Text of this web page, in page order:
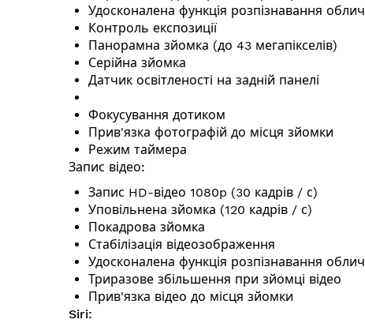
Удосконалена функція розпізнавання облич
Контроль експозиції
Панорамна зйомка (до 43 мегапікселів)
Серійна зйомка
Датчик освітленості на задній панелі
Фокусування дотиком
Прив'язка фотографій до місця зйомки
Режим таймера
Запис відео:
Запис HD-відео 1080p (30 кадрів / с)
Уповільнена зйомка (120 кадрів / с)
Покадрова зйомка
Стабілізація відеозображення
Удосконалена функція розпізнавання облич
Триразове збільшення при зйомці відео
Прив'язка відео до місця зйомки
Siri: